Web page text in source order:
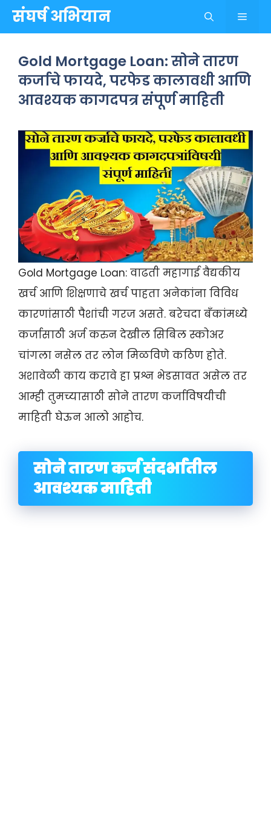
Skip
to
संघर्ष अभियान Menu
Gold Mortgage Loan: सोने तारण
कर्जाचे फायदे, परफेड कालावधी आणि
आवश्यक कागदपत्र संपूर्ण माहिती
Gold Mortgage Loan: वाढती महागाई वैद्यकीय
खर्च आणि शिक्षणाचे खर्च पाहता अनेकांना विविध
कारणांसाठी पैशांची गरज असते. बरेचदा बँकांमध्ये
कर्जासाठी अर्ज करुन देखील सिबिल स्कोअर
चांगला नसेल तर लोन मिळविणे कठिण होते.
अशावेळी काय करावे हा प्रश्न भेडसावत असेल तर
आम्ही तुमच्यासाठी सोने तारण कर्जाविषयीची
माहिती घेऊन आलो आहोच.
सोने तारण कर्ज संदर्भातील
आवश्यक माहिती